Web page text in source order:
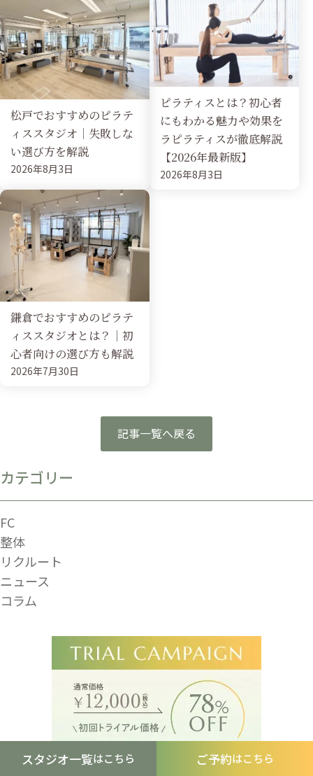
スタジオ一覧はこちら ご予約はこちら
松戸でおすすめのピラテ
ィススタジオ｜失敗しな
い選び方を解説
2026年8月3日
ピラティスとは？初心者
にもわかる魅力や効果を
ラピラティスが徹底解説
【2026年最新版】
2026年8月3日
鎌倉でおすすめのピラテ
ィススタジオとは？｜初
心者向けの選び方も解説
2026年7月30日
記事一覧へ戻る
カテゴリー
FC
整体
リクルート
ニュース
コラム